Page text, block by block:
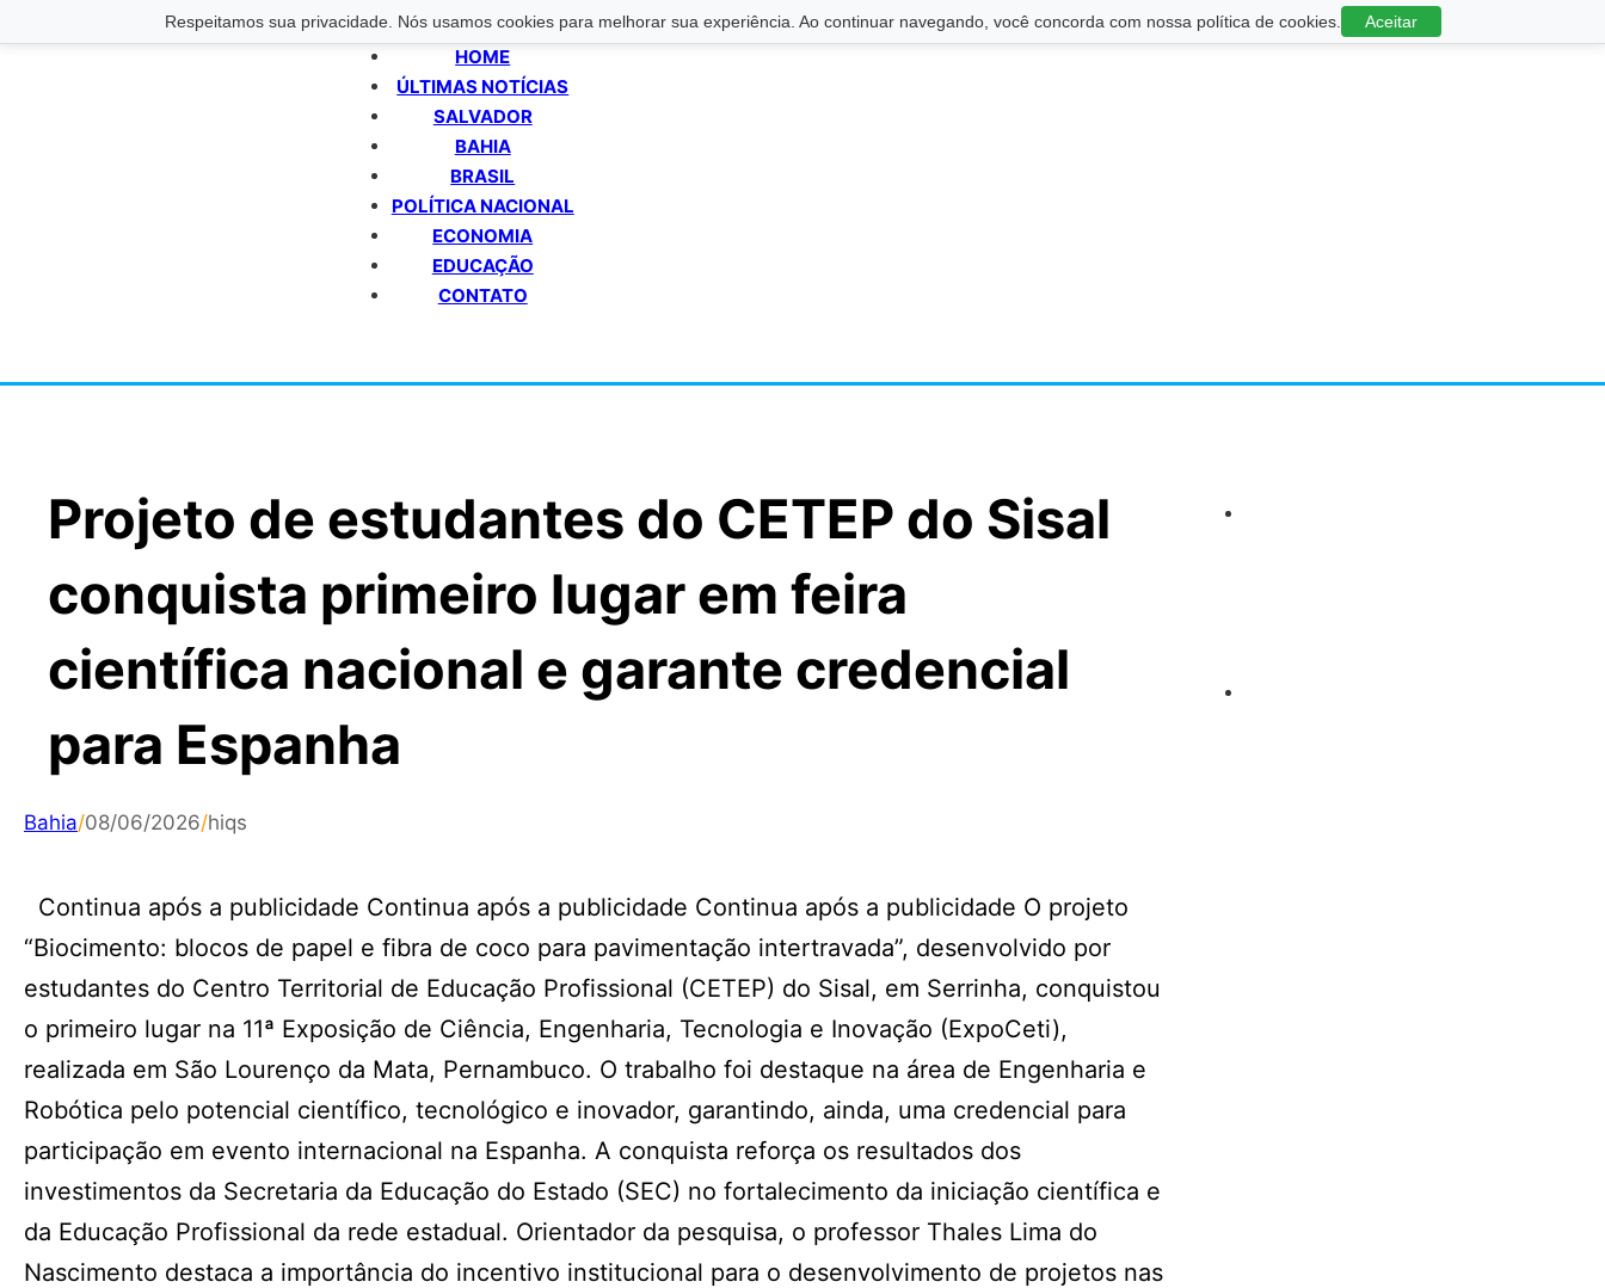
Respeitamos sua privacidade. Nós usamos cookies para melhorar sua experiência. Ao continuar navegando, você concorda com nossa política de cookies. Aceitar
HOME
ÚLTIMAS NOTÍCIAS
SALVADOR
BAHIA
BRASIL
POLÍTICA NACIONAL
ECONOMIA
EDUCAÇÃO
CONTATO
Projeto de estudantes do CETEP do Sisal
conquista primeiro lugar em feira
científica nacional e garante credencial
para Espanha
Bahia/08/06/2026/hiqs
Continua após a publicidade Continua após a publicidade Continua após a publicidade O projeto
“Biocimento: blocos de papel e fibra de coco para pavimentação intertravada”, desenvolvido por
estudantes do Centro Territorial de Educação Profissional (CETEP) do Sisal, em Serrinha, conquistou
o primeiro lugar na 11ª Exposição de Ciência, Engenharia, Tecnologia e Inovação (ExpoCeti),
realizada em São Lourenço da Mata, Pernambuco. O trabalho foi destaque na área de Engenharia e
Robótica pelo potencial científico, tecnológico e inovador, garantindo, ainda, uma credencial para
participação em evento internacional na Espanha. A conquista reforça os resultados dos
investimentos da Secretaria da Educação do Estado (SEC) no fortalecimento da iniciação científica e
da Educação Profissional da rede estadual. Orientador da pesquisa, o professor Thales Lima do
Nascimento destaca a importância do incentivo institucional para o desenvolvimento de projetos nas